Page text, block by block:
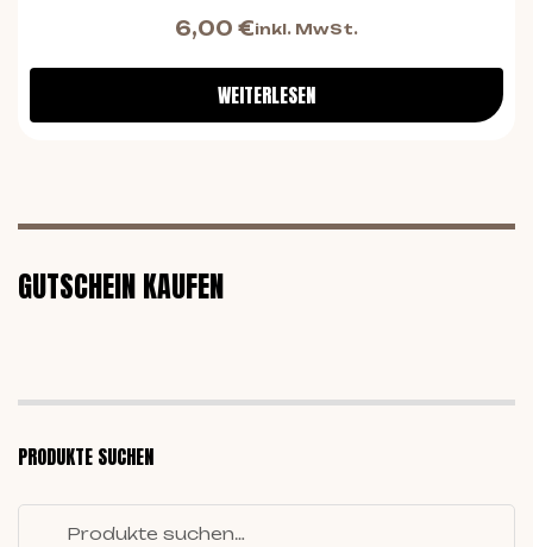
6,00 €inkl. MwSt.
WEITERLESEN
GUTSCHEIN KAUFEN
PRODUKTE SUCHEN